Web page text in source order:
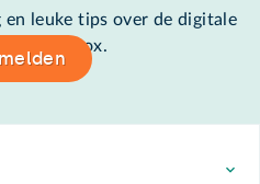
leuke tips over de digitale
de mailbox.